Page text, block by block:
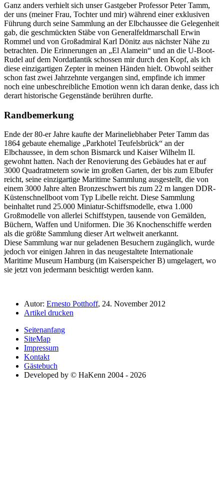
Ganz anders verhielt sich unser Gastgeber Professor Peter Tamm,
der uns (meiner Frau, Tochter und mir) während einer exklusiven
Führung durch seine Sammlung an der Elbchaussee die Gelegenheit
gab, die geschmückten Stäbe von Generalfeldmarschall Erwin
Rommel und von Großadmiral Karl Dönitz aus nächster Nähe zu
betrachten. Die Erinnerungen an
El Alamein
und an die U-Boot-
Rudel auf dem Nordatlantik schossen mir durch den Kopf, als ich
diese einzigartigen Zepter in meinen Händen hielt. Obwohl seither
schon fast zwei Jahrzehnte vergangen sind, empfinde ich immer
noch eine unbeschreibliche Emotion wenn ich daran denke, dass ich
derart historische Gegenstände berühren durfte.
Randbemerkung
Ende der 80-er Jahre kaufte der Marineliebhaber Peter Tamm das
1864 gebaute ehemalige
Parkhotel Teufelsbrück
an der
Elbchaussee, in dem schon Bismarck und Kaiser Wilhelm II.
gewohnt hatten. Nach der Renovierung des Gebäudes hat er auf
3000 Quadratmetern sowie im großen Garten, der bis zum Elbufer
reicht, seine einzigartige Maritime Sammlung ausgestellt, die von
einem 3000 Jahre alten Bronzeschwert bis zum 22 m langen DDR-
Küstenschnellboot vom Typ Libelle reicht. Diese Sammlung
beinhaltet rund 25.000 Miniatur-Schiffsmodelle, etwa 1.000
Großmodelle von allerlei Schiffstypen, tausende von Gemälden,
Büchern, Waffen und Uniformen. Die 36 Knochenschiffe werden
als die größte Sammlung dieser Art weltweit anerkannt.
Diese Sammlung war nur geladenen Besuchern zugänglich, wurde
jedoch vor einigen Jahren in das neugestaltete Internationale
Maritime Museum Hamburg (im Kaiserspeicher B) umgelagert, wo
sie jetzt von jedermann besichtigt werden kann.
Autor: Ernesto Potthoff, 24. November 2012
Artikel drucken
Seitenanfang
SiteMap
Impressum
Kontakt
Gästebuch
Developed by © HaKenn 2004 - 2026